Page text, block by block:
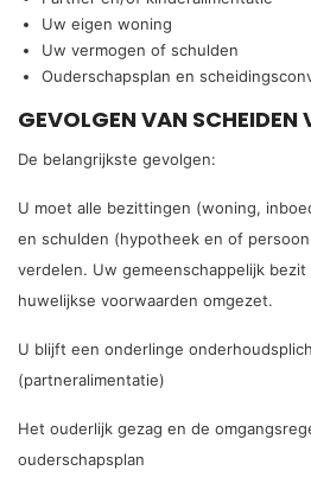
Uw eigen woning
Uw vermogen of schulden
Ouderschapsplan en
GEVOLGEN VAN SCHEIDEN
De belangrijkste gevolgen:
U moet alle bezittingen (woning,
en schulden (hypotheek en of
verdelen. Uw gemeenschappelijk
huwelijkse voorwaarden omgezet.
U blijft een onderlinge
(partneralimentatie)
Het ouderlijk gezag en de
ouderschapsplan